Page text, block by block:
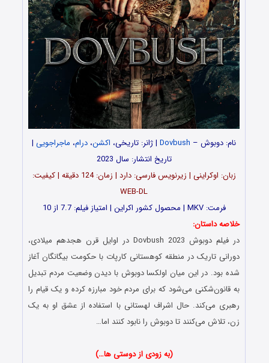
نام: دوبوش – Dovbush | ژانر: تاریخی، اکشن، درام، ماجراجویی |
تاریخ انتشار: سال 2023
زبان: اوکراینی | زیرنویس فارسی: دارد | زمان: 124 دقیقه | کیفیت:
WEB-DL
فرمت: MKV | محصول کشور اکراین | امتیاز فیلم: 7.7 از 10
خلاصه داستان:
در فیلم دوبوش Dovbush 2023 در اوایل قرن هجدهم میلادی،
دورانی تاریک در منطقه کوهستانی کارپات با حکومت بیگانگان آغاز
شده بود. در این میان اولکسا دوبوش با دیدن وضعیت مردم تبدیل
به قانون‌شکنی می‌شود که برای مردم خود مبارزه کرده و یک قیام را
رهبری می‌کند. حال اشراف لهستانی با استفاده از عشق او به یک
زن، تلاش می‌کنند تا دوبوش را نابود کنند اما…
(به زودی از دوستی ها…)